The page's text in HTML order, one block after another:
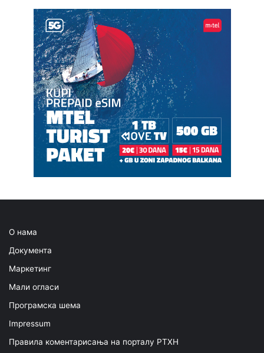
О нама
Документа
Маркетинг
Мали огласи
Програмска шема
Impressum
Правила коментарисања на порталу РТХН